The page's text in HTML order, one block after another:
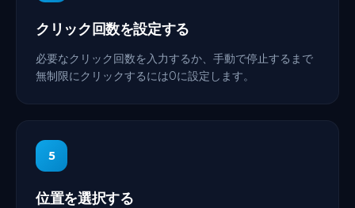
クリック回数を設定する
必要なクリック回数を入力するか、手動で停止するまで
無制限にクリックするには0に設定します。
5
位置を選択する